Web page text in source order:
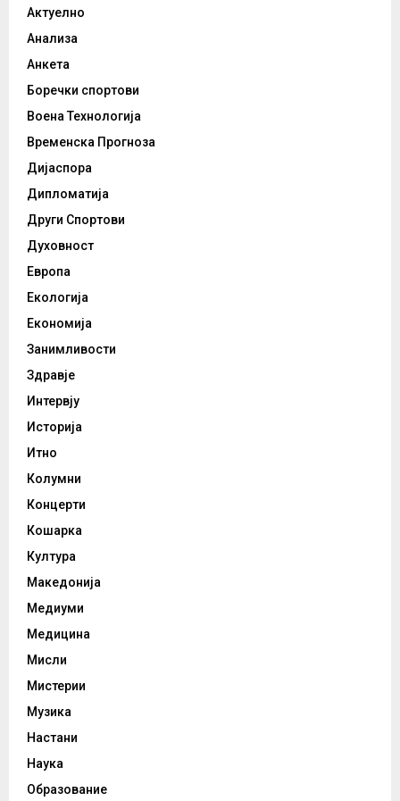
Актуелно
Анализа
Анкета
Боречки спортови
Воена Технологија
Временска Прогноза
Дијаспора
Дипломатија
Други Спортови
Духовност
Европа
Екологија
Економија
Занимливости
Здравје
Интервју
Историја
Итно
Колумни
Концерти
Кошарка
Култура
Македонија
Медиуми
Медицина
Мисли
Мистерии
Музика
Настани
Наука
Образование